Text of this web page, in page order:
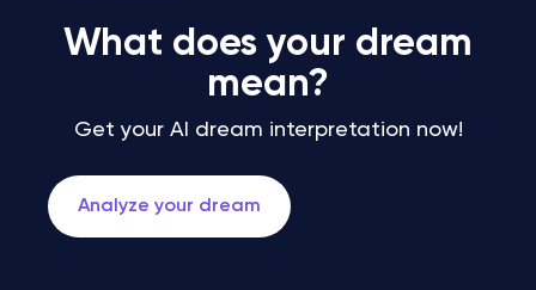
What does your dream
mean?
Get your AI dream interpretation now!
Analyze your dream